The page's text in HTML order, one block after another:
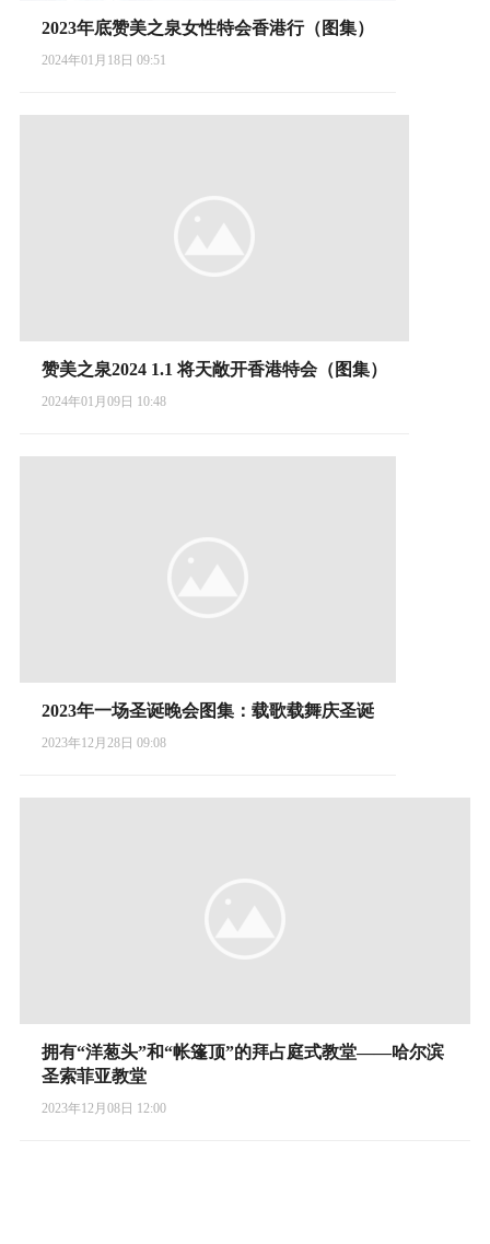
2023年底赞美之泉女性特会香港行（图集）
2024年01月18日 09:51
赞美之泉2024 1.1 将天敞开香港特会（图集）
2024年01月09日 10:48
2023年一场圣诞晚会图集：载歌载舞庆圣诞
2023年12月28日 09:08
拥有“洋葱头”和“帐篷顶”的拜占庭式教堂——哈尔滨
圣索菲亚教堂
2023年12月08日 12:00